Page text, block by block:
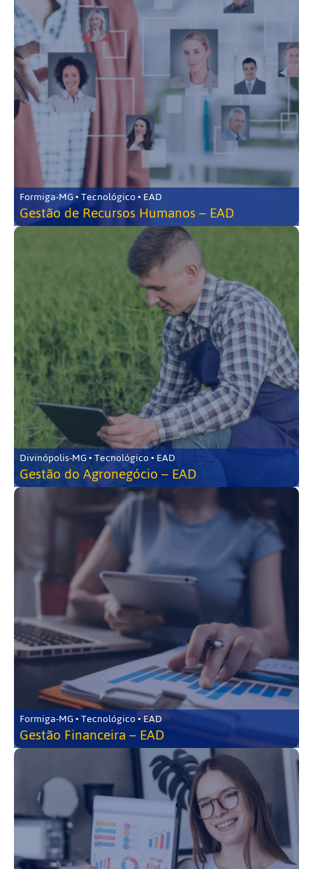
Formiga-MG • Tecnológico • EAD
Gestão de Recursos Humanos – EAD
Divinópolis-MG • Tecnológico • EAD
Gestão do Agronegócio – EAD
Formiga-MG • Tecnológico • EAD
Gestão Financeira – EAD